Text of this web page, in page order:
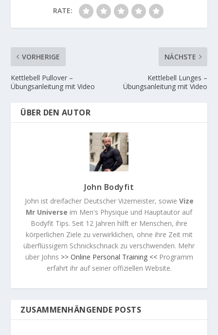
RATE:
VORHERIGE
Kettlebell Pullover –
Übungsanleitung mit Video
NÄCHSTE
Kettlebell Lunges –
Übungsanleitung mit Video
ÜBER DEN AUTOR
John Bodyfit
John ist dreifacher Deutscher Vizemeister, sowie Vize
Mr Universe im Men's Physique und Hauptautor auf
Bodyfit Tips. Seit 12 Jahren hilft er Menschen, ihre
körperlichen Ziele zu verwirklichen, ohne ihre Zeit mit
überflüssigem Schnickschnack zu verschwenden. Mehr
über Johns >> Online Personal Training <<Programm
erfahrt ihr auf seiner offiziellen Website.
ZUSAMMENHÄNGENDE POSTS